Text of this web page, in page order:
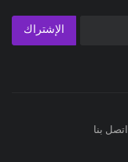
الإشتراك
اتصل بنا